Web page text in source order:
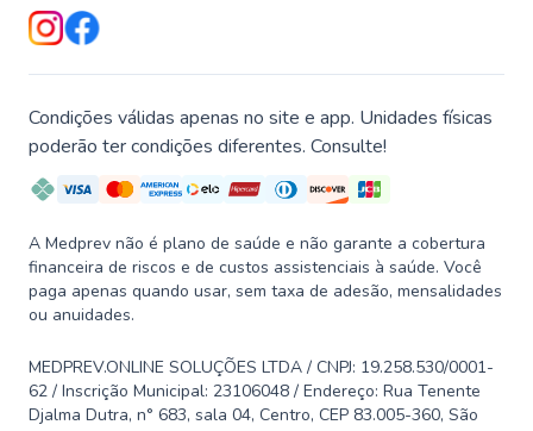
Condições válidas apenas no site e app. Unidades físicas
poderão ter condições diferentes. Consulte!
A Medprev não é plano de saúde e não garante a cobertura
financeira de riscos e de custos assistenciais à saúde. Você
paga apenas quando usar, sem taxa de adesão, mensalidades
ou anuidades.
MEDPREV.ONLINE SOLUÇÕES LTDA / CNPJ: 19.258.530/0001-
62 / Inscrição Municipal: 23106048 / Endereço: Rua Tenente
Djalma Dutra, n° 683, sala 04, Centro, CEP 83.005-360, São